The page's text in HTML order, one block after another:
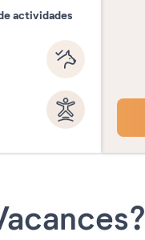
actividades